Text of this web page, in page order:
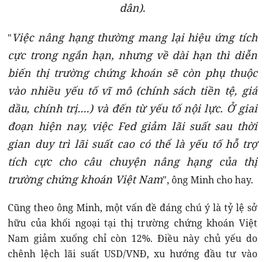
dân).
"Việc nâng hạng thường mang lại hiệu ứng tích
cực trong ngắn hạn, nhưng về dài hạn thì diễn
biến thị trường chứng khoán sẽ còn phụ thuộc
vào nhiều yếu tố vĩ mô (chính sách tiền tệ, giá
dầu, chính trị....) và đến từ yếu tố nội lực. Ở giai
đoạn hiện nay, việc Fed giảm lãi suất sau thời
gian duy trì lãi suất cao có thể là yếu tố hỗ trợ
tích cực cho câu chuyện nâng hạng của thị
trường chứng khoán Việt Nam", ông Minh cho hay.
Cũng theo ông Minh, một vấn đề đáng chú ý là tỷ lệ sở
hữu của khối ngoại tại thị trường chứng khoán Việt
Nam giảm xuống chỉ còn 12%. Điều này chủ yếu do
chênh lệch lãi suất USD/VNĐ, xu hướng đầu tư vào